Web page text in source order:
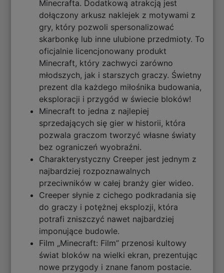
Minecrafta. Dodatkową atrakcją jest
dołączony arkusz naklejek z motywami z
gry, który pozwoli spersonalizować
skarbonkę lub inne ulubione przedmioty. To
oficjalnie licencjonowany produkt
Minecraft, który zachwyci zarówno
młodszych, jak i starszych graczy. Świetny
prezent dla każdego miłośnika budowania,
eksploracji i przygód w świecie bloków!
Minecraft to jedna z najlepiej
sprzedających się gier w historii, która
pozwala graczom tworzyć własne światy
bez ograniczeń wyobraźni.
Charakterystyczny Creeper jest jednym z
najbardziej rozpoznawalnych
przeciwników w całej branży gier wideo.
Creeper słynie z cichego podkradania się
do graczy i potężnej eksplozji, która
potrafi zniszczyć nawet najbardziej
imponujące budowle.
Film „Minecraft: Film” przenosi kultowy
świat bloków na wielki ekran, prezentując
nowe przygody i znane fanom postacie.